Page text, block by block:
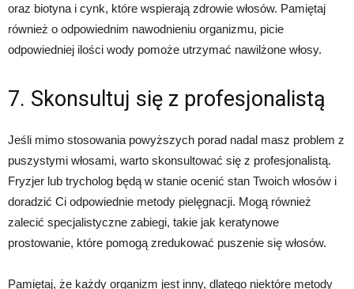
oraz biotyna i cynk, które wspierają zdrowie włosów. Pamiętaj
również o odpowiednim nawodnieniu organizmu, picie
odpowiedniej ilości wody pomoże utrzymać nawilżone włosy.
7. Skonsultuj się z profesjonalistą
Jeśli mimo stosowania powyższych porad nadal masz problem z
puszystymi włosami, warto skonsultować się z profesjonalistą.
Fryzjer lub trycholog będą w stanie ocenić stan Twoich włosów i
doradzić Ci odpowiednie metody pielęgnacji. Mogą również
zalecić specjalistyczne zabiegi, takie jak keratynowe
prostowanie, które pomogą zredukować puszenie się włosów.
Pamiętaj, że każdy organizm jest inny, dlatego niektóre metody